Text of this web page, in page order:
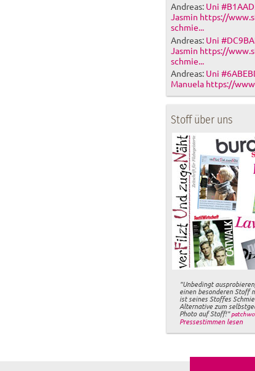
Andreas: Uni
Jasmin https://
schmie...
Andreas: Uni
Jasmin https://
schmie...
Andreas: Uni
Manuela https://
Stoff über uns
"Unbedingt
einen besonderen Stoff
ist seines Stoffes
Alternative zum
Photo auf Stoff!"
Pressestimmen lesen